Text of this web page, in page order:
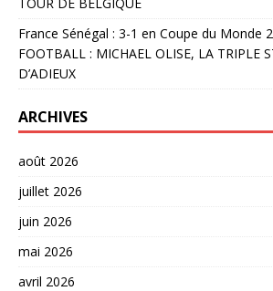
France Sénégal : 3-1 en Coupe du Monde
FOOTBALL : MICHAEL OLISE, LA TRIPLE
D’ADIEUX
ARCHIVES
août 2026
juillet 2026
juin 2026
mai 2026
avril 2026